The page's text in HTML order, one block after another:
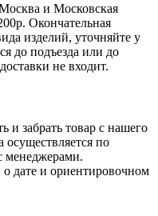
и Московская
Окончательная
изделий, уточняйте у
до подъезда или до
не входит.
и забрать товар с нашего
осуществляется по
менеджерами.
дате и ориентировочном